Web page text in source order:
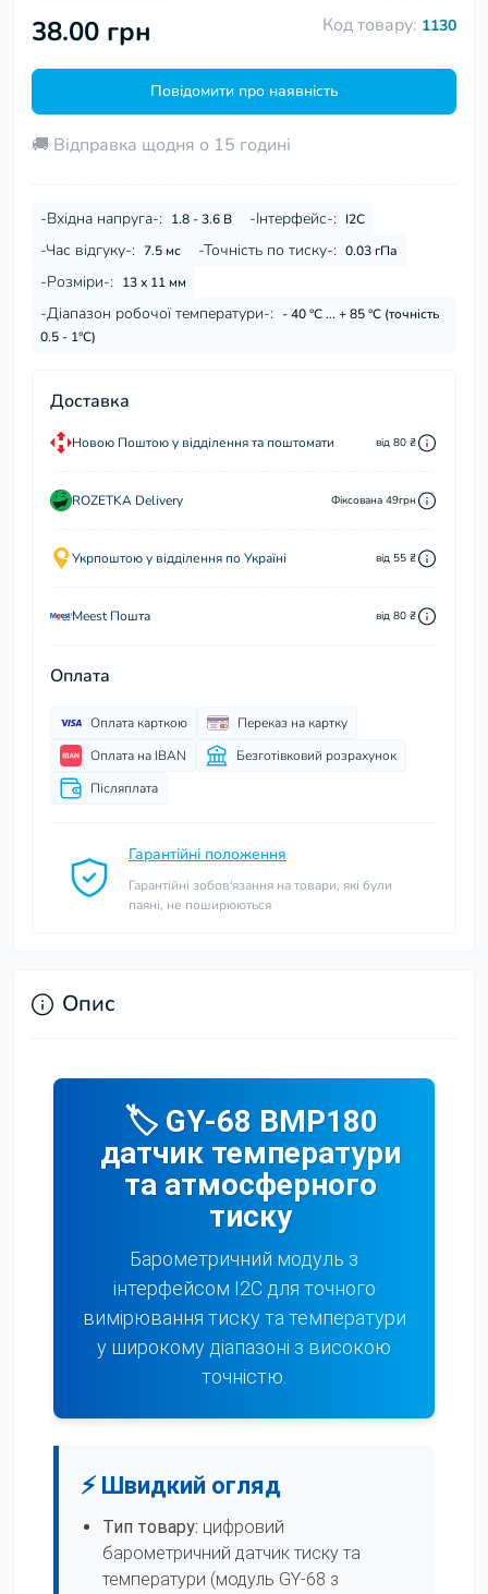
Код товару: 1130
38.00 грн
Повідомити про наявність
🚚 Відправка щодня о 15 годині
-Вхідна напруга-: 1.8 - 3.6 В -Інтерфейс-: I2C
-Час відгуку-: 7.5 мс -Точність по тиску-: 0.03 гПа
-Розміри-: 13 х 11 мм
-Діапазон робочої температури-: - 40 °C ... + 85 °C (точність
0.5 - 1°C)
Доставка
Новою Поштою у відділення та поштомати від 80 ₴
ROZETKA Delivery Фіксована 49грн
Укрпоштою у відділення по Україні від 55 ₴
Meest Пошта від 80 ₴
Оплата
Оплата карткою
Переказ на картку
Оплата на IBAN
Безготівковий розрахунок
Післяплата
Гарантійні положення
Гарантійні зобов'язання на товари, які були
паяні, не поширюються
Опис
🏷️ GY-68 BMP180
датчик температури
та атмосферного
тиску
Барометричний модуль з
інтерфейсом I2C для точного
вимірювання тиску та температури
у широкому діапазоні з високою
точністю.
⚡ Швидкий огляд
Тип товару: цифровий
барометричний датчик тиску та
температури (модуль GY-68 з